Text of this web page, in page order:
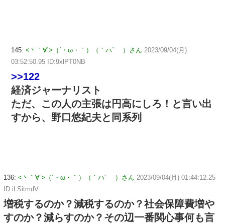
145: <丶｀∀´>（´・ω・｀）（｀ハ´ ）さん 2023/09/04(月)
03:52:50.95 ID:9xlPT0NB
>>122
経済ジャーナリスト
ただ、この人の主張は円高にしろ！と言い出
すから、野口悠紀夫と同系列
136: <丶｀∀´>（´・ω・｀）（｀ハ´ ）さん 2023/09/04(月) 01:44:12.25
ID:iLSitmdV
増税するのか？減税するのか？社会保障費増や
すのか？減らすのか？その辺一番関心事何も言